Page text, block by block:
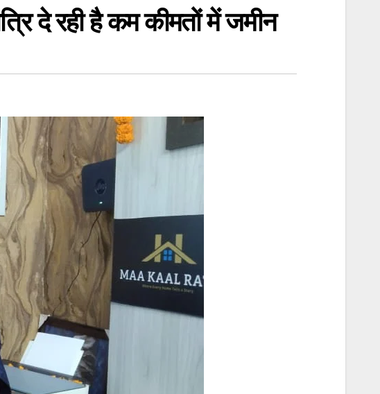
दे रही है कम कीमतों में जमीन